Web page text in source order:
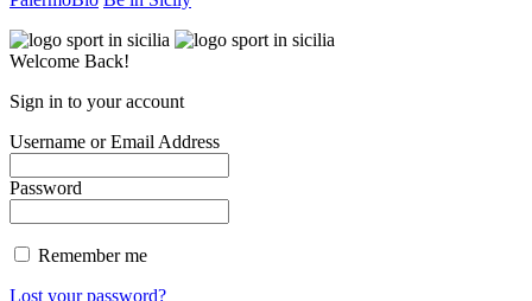
Welcome Back!
Sign in to your account
Username or Email Address
Password
Remember me
Lost your password?